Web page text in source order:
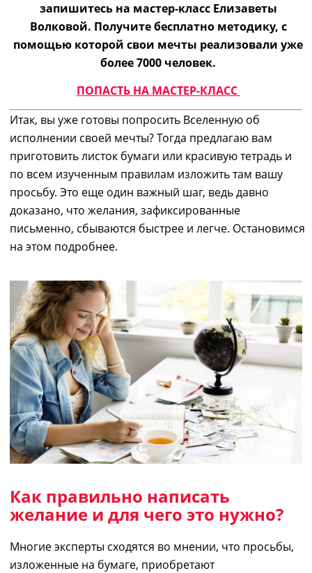
запишитесь на мастер-класс Елизаветы
Волковой. Получите бесплатно методику, с
помощью которой свои мечты реализовали уже
более 7000 человек.
ПОПАСТЬ НА МАСТЕР-КЛАСС
Итак, вы уже готовы попросить Вселенную об
исполнении своей мечты? Тогда предлагаю вам
приготовить листок бумаги или красивую тетрадь и
по всем изученным правилам изложить там вашу
просьбу. Это еще один важный шаг, ведь давно
доказано, что желания, зафиксированные
письменно, сбываются быстрее и легче. Остановимся
на этом подробнее.
Как правильно написать
желание и для чего это нужно?
Многие эксперты сходятся во мнении, что просьбы,
изложенные на бумаге, приобретают